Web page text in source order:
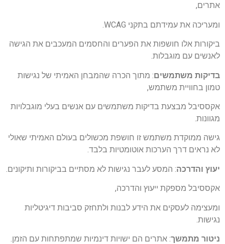
אתרים,
ומעריכה את עמידתם בתקני WCAG.
ביקורות אלו חושפות את הפערים והחסמים המעכבים את הגישה
לאנשים עם מוגבלות.
בדיקות משתמשים: מתוך הכרה שהמבחן האמיתי של נגישות
טמון בחוויית משתמש,
אקססיבל מבצעת בדיקות משתמשים עם אנשים בעלי מוגבלויות
מגוונות.
גישה ממוקדת משתמש זו חושפת מכשולים בעולם האמיתי שאולי
לא נראים דרך הערכות אוטומטיות בלבד.
יעוץ והדרכה: המסע לעבר נגישות לא מסתיים בביקורות ותיקונים.
אקססיבל מספקת ייעוץ והדרכה,
ומעצימה לעסקים את הידע לבנות ולתחזק סביבות דיגיטליות
נגישות.
ניטור מתמשך: אתרים הם ישויות דינמיות שמתפתחות עם הזמן.